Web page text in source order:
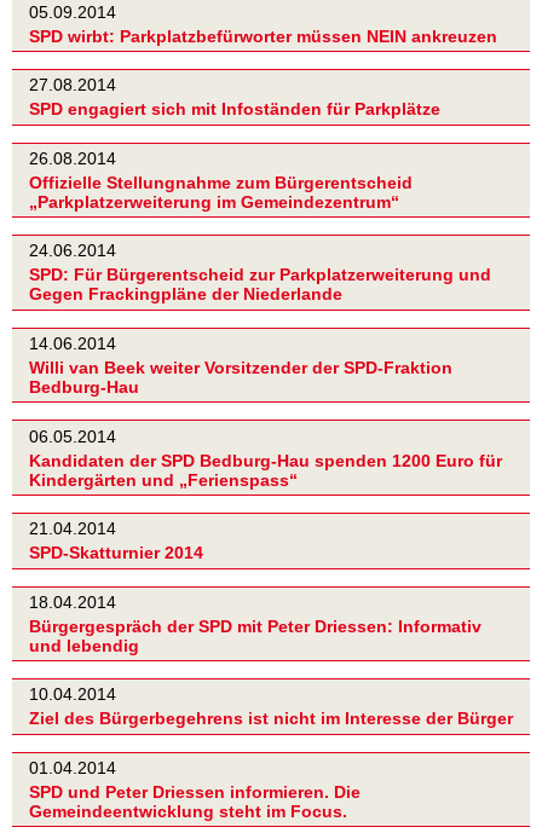
05.09.2014
SPD wirbt: Parkplatzbefürworter müssen NEIN ankreuzen
27.08.2014
SPD engagiert sich mit Infoständen für Parkplätze
26.08.2014
Offizielle Stellungnahme zum Bürgerentscheid
„Parkplatzerweiterung im Gemeindezentrum“
24.06.2014
SPD: Für Bürgerentscheid zur Parkplatzerweiterung und
Gegen Frackingpläne der Niederlande
14.06.2014
Willi van Beek weiter Vorsitzender der SPD-Fraktion
Bedburg-Hau
06.05.2014
Kandidaten der SPD Bedburg-Hau spenden 1200 Euro für
Kindergärten und „Ferienspass“
21.04.2014
SPD-Skatturnier 2014
18.04.2014
Bürgergespräch der SPD mit Peter Driessen: Informativ
und lebendig
10.04.2014
Ziel des Bürgerbegehrens ist nicht im Interesse der Bürger
01.04.2014
SPD und Peter Driessen informieren. Die
Gemeindeentwicklung steht im Focus.